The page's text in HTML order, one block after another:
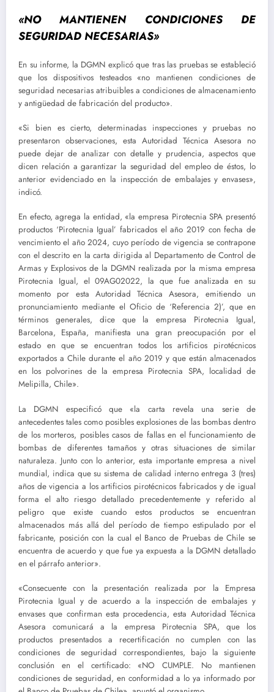
«NO MANTIENEN CONDICIONES DE
SEGURIDAD NECESARIAS»
En su informe, la DGMN explicó que tras las pruebas se estableció
que los dispositivos testeados «no mantienen condiciones de
seguridad necesarias atribuibles a condiciones de almacenamiento
y antigüedad de fabricación del producto».
«Si bien es cierto, determinadas inspecciones y pruebas no
presentaron observaciones, esta Autoridad Técnica Asesora no
puede dejar de analizar con detalle y prudencia, aspectos que
dicen relación a garantizar la seguridad del empleo de éstos, lo
anterior evidenciado en la inspección de embalajes y envases»,
indicó.
En efecto, agrega la entidad, «la empresa Pirotecnia SPA presentó
productos ‘Pirotecnia Igual’ fabricados el año 2019 con fecha de
vencimiento el año 2024, cuyo período de vigencia se contrapone
con el descrito en la carta dirigida al Departamento de Control de
Armas y Explosivos de la DGMN realizada por la misma empresa
Pirotecnia Igual, el 09AG02022, la que fue analizada en su
momento por esta Autoridad Técnica Asesora, emitiendo un
pronunciamiento mediante el Oficio de ‘Referencia 2)’, que en
términos generales, dice que la empresa Pirotecnia Igual,
Barcelona, España, manifiesta una gran preocupación por el
estado en que se encuentran todos los artificios pirotécnicos
exportados a Chile durante el año 2019 y que están almacenados
en los polvorines de la empresa Pirotecnia SPA, localidad de
Melipilla, Chile».
La DGMN especificó que «la carta revela una serie de
antecedentes tales como posibles explosiones de las bombas dentro
de los morteros, posibles casos de fallas en el funcionamiento de
bombas de diferentes tamaños y otras situaciones de similar
naturaleza. Junto con lo anterior, esta importante empresa a nivel
mundial, indica que su sistema de calidad interno entrega 3 (tres)
años de vigencia a los artificios pirotécnicos fabricados y de igual
forma el alto riesgo detallado precedentemente y referido al
peligro que existe cuando estos productos se encuentran
almacenados más allá del período de tiempo estipulado por el
fabricante, posición con la cual el Banco de Pruebas de Chile se
encuentra de acuerdo y que fue ya expuesta a la DGMN detallado
en el párrafo anterior».
«Consecuente con la presentación realizada por la Empresa
Pirotecnia Igual y de acuerdo a la inspección de embalajes y
envases que confirman esta procedencia, esta Autoridad Técnica
Asesora comunicará a la empresa Pirotecnia SPA, que los
productos presentados a recertificación no cumplen con las
condiciones de seguridad correspondientes, bajo la siguiente
conclusión en el certificado: «NO CUMPLE. No mantienen
condiciones de seguridad, en conformidad a lo ya informado por